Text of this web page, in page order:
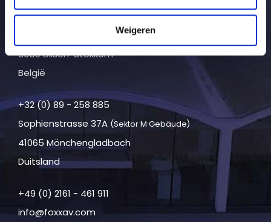
Weigeren
+31 (0) 475 - 592 010
3650 Dilsen-Stokkem
België
+32 (0) 89 - 258 885
Sophienstrasse 37A (Sektor M Gebäude)
41065 Mönchengladbach
Duitsland
+49 (0) 2161 - 461 911
info@foxxav.com